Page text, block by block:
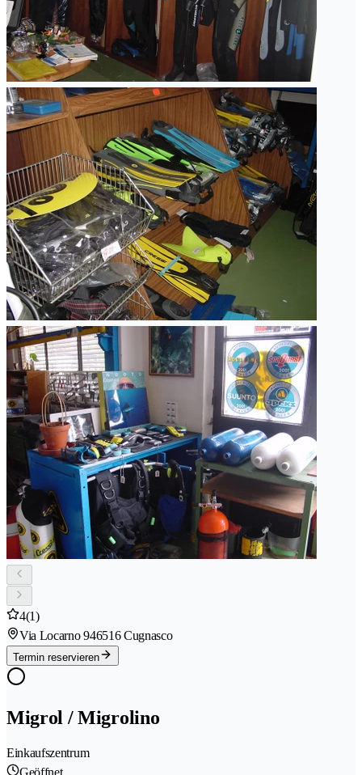
4(1)
Via Locarno 946516 Cugnasco
Termin reservieren
Migrol / Migrolino
Einkaufszentrum
Geöffnet